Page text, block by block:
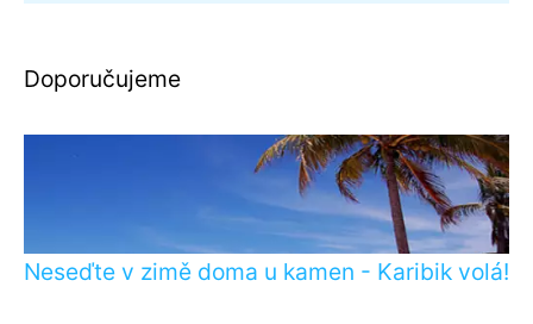
Doporučujeme
Neseďte v zimě doma u kamen - Karibik volá!